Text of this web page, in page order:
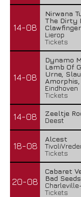
14-08
Nirwana
The Dirty
Clawfinger
Lierop
Tickets
14-08
Dynamo
Lamb Of
Urne,
Eindhoven
Tickets
14-08
Zeeltje
Deest
18-08
Alcest
Tickets
20-08
Cabaret
Bad
Tickets